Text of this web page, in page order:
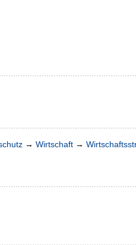
→ Wirtschaft →